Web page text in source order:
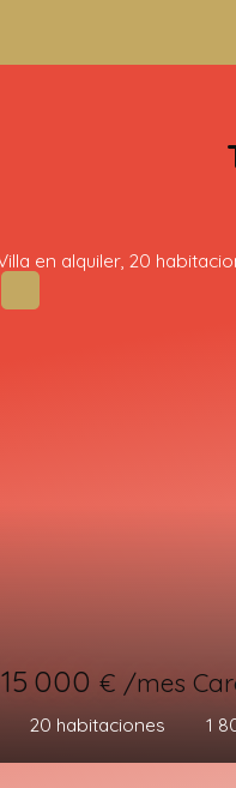
5 500€ /mes
8habitaciones 350